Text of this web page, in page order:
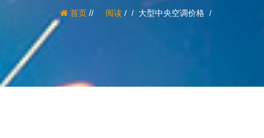
首页/ 阅读/ 大型中央空调价格